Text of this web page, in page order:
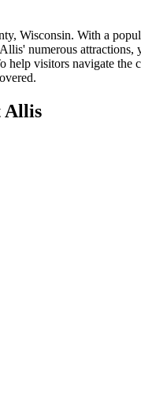
Wisconsin. With a
numerous
help visitors navigate
Allis